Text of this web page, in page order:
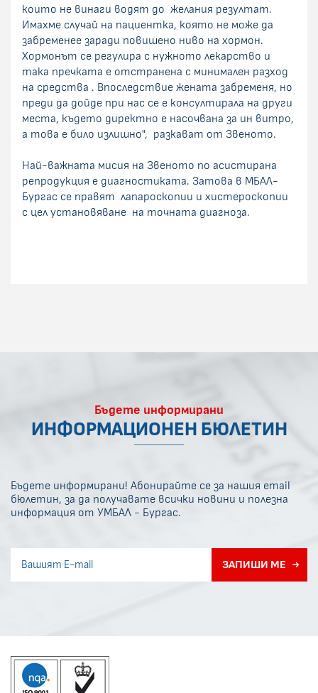
които не винаги водят до желания резултат.
Имахме случай на пациентка, която не може да
забременее заради повишено ниво на хормон.
Хормонът се регулира с нужното лекарство и
така пречката е отстранена с минимален разход
на средства . Впоследствие жената забременя, но
преди да дойде при нас се е консултирала на други
места, където директно е насочвана за ин витро,
а това е било излишно", разкават от Звеното.
Най-важната мисия на Звеното по асистирана
репродукция е диагностиката. Затова в МБАЛ-
Бургас се правят лапароскопии и хистероскопии
с цел установяване на точната диагноза.
Бъдете информирани
ИНФОРМАЦИОНЕН БЮЛЕТИН
Бъдете информирани! Абонирайте се за нашия email
бюлетин, за да получавате всички новини и полезна
информация от УМБАЛ - Бургас.
ЗАПИШИ МЕ